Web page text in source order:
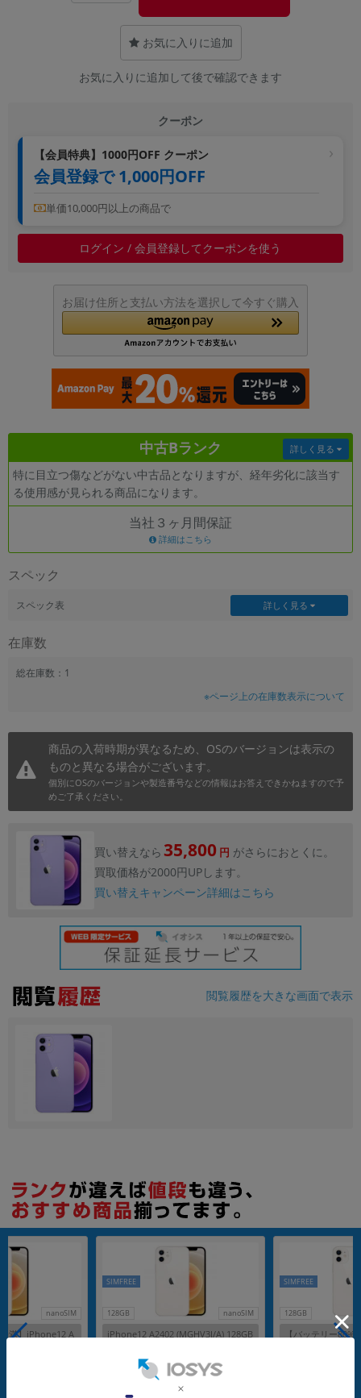
お気に入りに追加
お気に入りに追加して後で確認できます
クーポン
【会員特典】1000円OFF クーポン
会員登録で 1,000円OFF
単価10,000円以上の商品で
ログイン / 会員登録してクーポンを使う
お届け住所と支払い方法を選択して今すぐ購入
中古Bランク
特に目立つ傷などがない中古品となりますが、経年劣化に該当す
る使用感が見られる商品になります。
詳しく見る
当社３ヶ月間保証
詳細はこちら
スペック
スペック表 詳しく見る
在庫数
総在庫数：1
※ページ上の在庫数表示について
商品の入荷時期が異なるため、OSのバージョンは表示の
ものと異なる場合がございます。
個別にOSのバージョンや製造番号などの情報はお答えできかねますので予
めご了承ください。
買い替えなら 35,800 円 がさらにおとくに。
買取価格が2000円UPします。
買い替えキャンペーン詳細はこちら
閲覧履歴を大きな画面で表示
nanoSIM
満】iPhone12 A
128GB nanoSIM
SIMFREE
iPhone12 A2402 (MGHV3J/A) 128GB
メーカー：Apple
発売日：2020/10
128GB
SIMFREE
【バッテリー
円 ～
年 月 まで
各項目のチェックボックスは「or検索」となります。
ただし機能別のみ「and検索」となります。